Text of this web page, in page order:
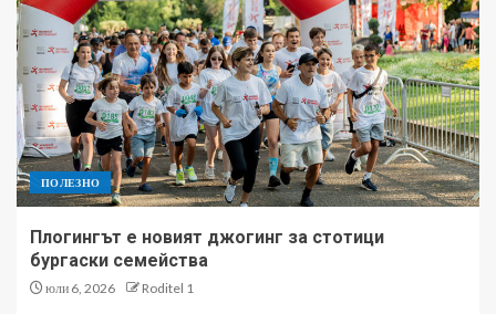
ПОЛЕЗНО
Плогингът е новият джогинг за стотици
бургаски семейства
юли 6, 2026 Roditel 1